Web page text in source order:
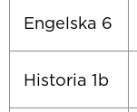
Engelska 6
Historia 1b